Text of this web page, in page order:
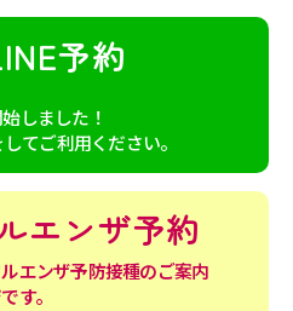
）
あることを確認したうえで、合理的
予約
しました！
てご利用ください。
エンザ予約
エンザ予防接種のご案内
す。